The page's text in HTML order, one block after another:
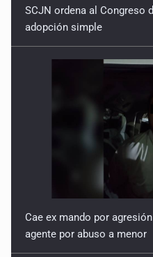
SCJN ordena al Congreso
adopción simple
Cae ex mando por
agente por abuso a menor